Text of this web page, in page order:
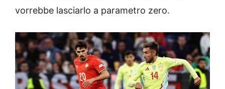
vorrebbe lasciarlo a parametro zero.